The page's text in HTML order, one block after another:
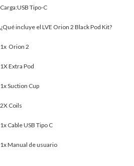
Carga:USB Tipo-C
¿Qué incluye el LVE Orion 2 Black Pod Kit?
1x Orion 2
1X Extra Pod
1x Suction Cup
2X Coils
1x Cable USB Tipo C
1x Manual de usuario